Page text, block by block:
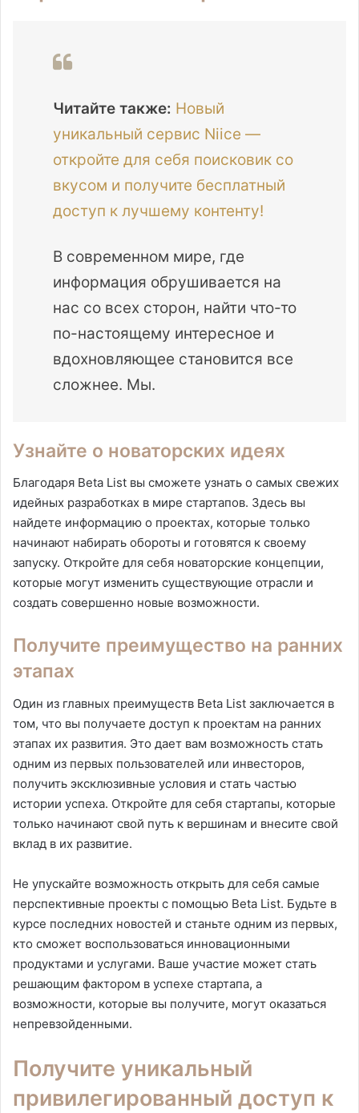
Читайте также: Новый
уникальный сервис Niice —
откройте для себя поисковик со
вкусом и получите бесплатный
доступ к лучшему контенту!
В современном мире, где
информация обрушивается на
нас со всех сторон, найти что-то
по-настоящему интересное и
вдохновляющее становится все
сложнее. Мы.
Узнайте о новаторских идеях
Благодаря Beta List вы сможете узнать о самых свежих
идейных разработках в мире стартапов. Здесь вы
найдете информацию о проектах, которые только
начинают набирать обороты и готовятся к своему
запуску. Откройте для себя новаторские концепции,
которые могут изменить существующие отрасли и
создать совершенно новые возможности.
Получите преимущество на ранних
этапах
Один из главных преимуществ Beta List заключается в
том, что вы получаете доступ к проектам на ранних
этапах их развития. Это дает вам возможность стать
одним из первых пользователей или инвесторов,
получить эксклюзивные условия и стать частью
истории успеха. Откройте для себя стартапы, которые
только начинают свой путь к вершинам и внесите свой
вклад в их развитие.
Не упускайте возможность открыть для себя самые
перспективные проекты с помощью Beta List. Будьте в
курсе последних новостей и станьте одним из первых,
кто сможет воспользоваться инновационными
продуктами и услугами. Ваше участие может стать
решающим фактором в успехе стартапа, а
возможности, которые вы получите, могут оказаться
непревзойденными.
Получите уникальный
привилегированный доступ к